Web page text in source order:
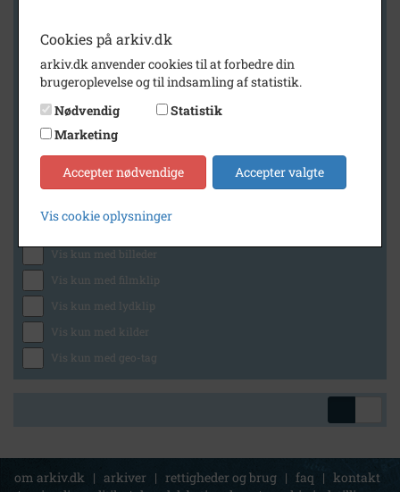
Arkiv
Forstadsmuseet Historiens Huse, Brøndby Lokalarkiv
Generelt
Vis kun med billeder
Vis kun med filmklip
Vis kun med lydklip
Vis kun med kilder
Vis kun med geo-tag
om arkiv.dk | arkiver | rettigheder og brug | faq | kontakt
Cookies på arkiv.dk
arkiv.dk anvender cookies til at forbedre din
brugeroplevelse og til indsamling af statistik.
Nødvendig
Statistik
Marketing
Accepter nødvendige Accepter valgte
Vis cookie oplysninger